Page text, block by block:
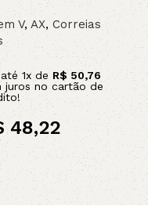
V, AX, Correias
até1x de R$50,76
juros no cartão de
48,22
ao carrinho